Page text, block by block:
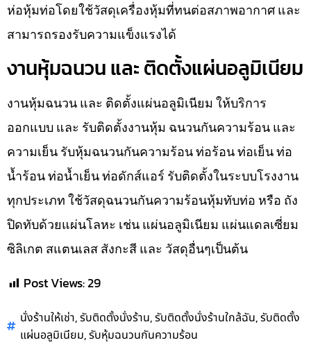
ห่อหุ้มท่อโดยใช้วัสดุเครื่องหุ้มที่ทนต่อสภาพอากาศ และ
สามารถรองรับความแข็งแรงได้
งานหุ้มฉนวน และ ติดตั้งแผ่นอลูมิเนียม
งานหุ้มฉนวน และ ติดตั้งแผ่นอลูมิเนียม ให้บริการ
ออกแบบ และ รับติดตั้งงานหุ้ม ฉนวนกันความร้อน และ
ความเย็น รับหุ้มฉนวนกันความร้อน ท่อร้อน ท่อเย็น ท่อ
น้ำร้อน ท่อน้ำเย็น ท่อดักส์แอร์ รับติดตั้งในระบบโรงงาน
ทุกประเภท ใช้วัสดุฉนวนกันความร้อนหุ้มทับท่อ หรือ ถัง
ปิดทับด้วยแผ่นโลหะ เช่น แผ่นอลูมิเนียม แผ่นแดลเซี่ยม
ซิลิเกต สแตนเลส สังกะสี และ วัสดุอื่นๆเป็นต้น
Post Views:29
นั่งร้านให้เช่า,รับติดตั้งนั่งร้าน,รับติดตั้งนั่งร้านใกล้ฉัน,รับติดตั้ง
แผ่นอลูมิเนียม,รับหุ้มฉนวนกันความร้อน